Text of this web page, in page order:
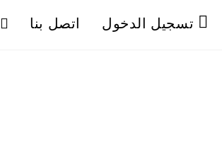
تسجيل الدخول اتصل بنا